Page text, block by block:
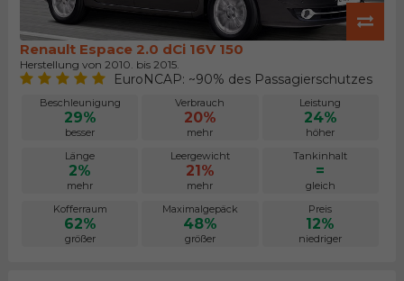
Renault Espace 2.0 dCi 16V 150
Herstellung von 2010. bis 2015.
EuroNCAP: ~90% des Passagierschutzes
Beschleunigung
29%
besser
Verbrauch
20%
mehr
Leistung
24%
höher
Länge
2%
mehr
Leergewicht
21%
mehr
Tankinhalt
=
gleich
Kofferraum
62%
größer
Maximalgepäck
48%
größer
Preis
12%
niedriger